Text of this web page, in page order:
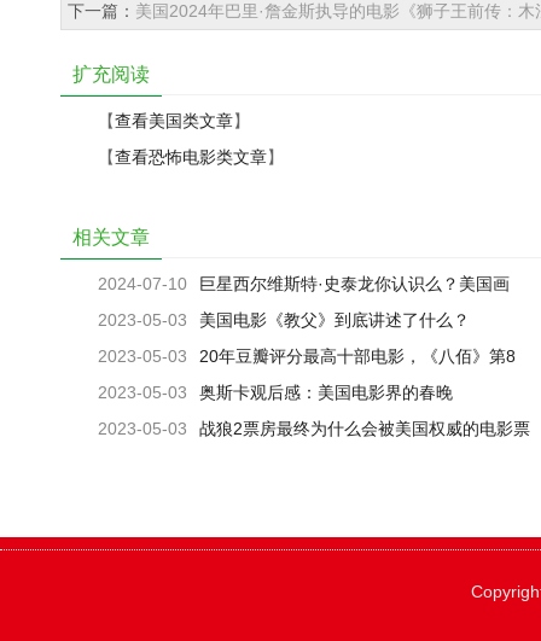
下一篇： 美国2024年巴里·詹金斯执导的电影《狮子王前传：
扩充阅读
【查看美国类文章】
【查看恐怖电影类文章】
相关文章
2024-07-10
巨星西尔维斯特·史泰龙你认识么？美国画
家、演员、编剧、导演及制片人
2023-05-03
美国电影《教父》到底讲述了什么？
2023-05-03
20年豆瓣评分最高十部电影，《八佰》第8
名，第1名是部美国片
2023-05-03
奥斯卡观后感：美国电影界的春晚
2023-05-03
战狼2票房最终为什么会被美国权威的电影票